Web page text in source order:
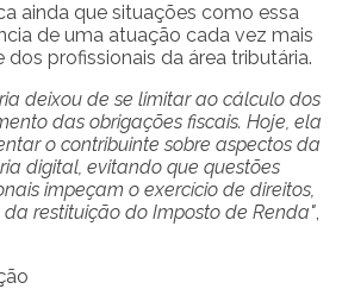
ainda que situações como essa
de uma atuação cada vez mais
profissionais da área tributária.
deixou de se limitar ao cálculo dos
das obrigações fiscais. Hoje, ela
o contribuinte sobre aspectos da
digital, evitando que questões
impeçam o exercício de direitos,
restituição do Imposto de Renda",